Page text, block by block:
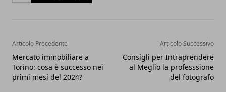
Articolo Precedente
Mercato immobiliare a
Torino: cosa è successo nei
primi mesi del 2024?
Articolo Successivo
Consigli per Intraprendere
al Meglio la professsione
del fotografo